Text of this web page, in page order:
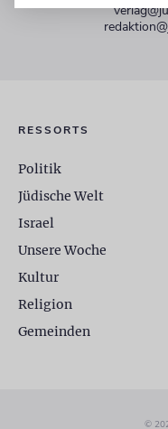
RESSORTS
Politik
Jüdische Welt
Israel
Unsere Woche
Kultur
Religion
Gemeinden
©